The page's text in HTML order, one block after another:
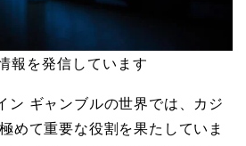
報を発信しています
ン ギャンブルの世界では、カジ
めて重要な役割を果たしていま